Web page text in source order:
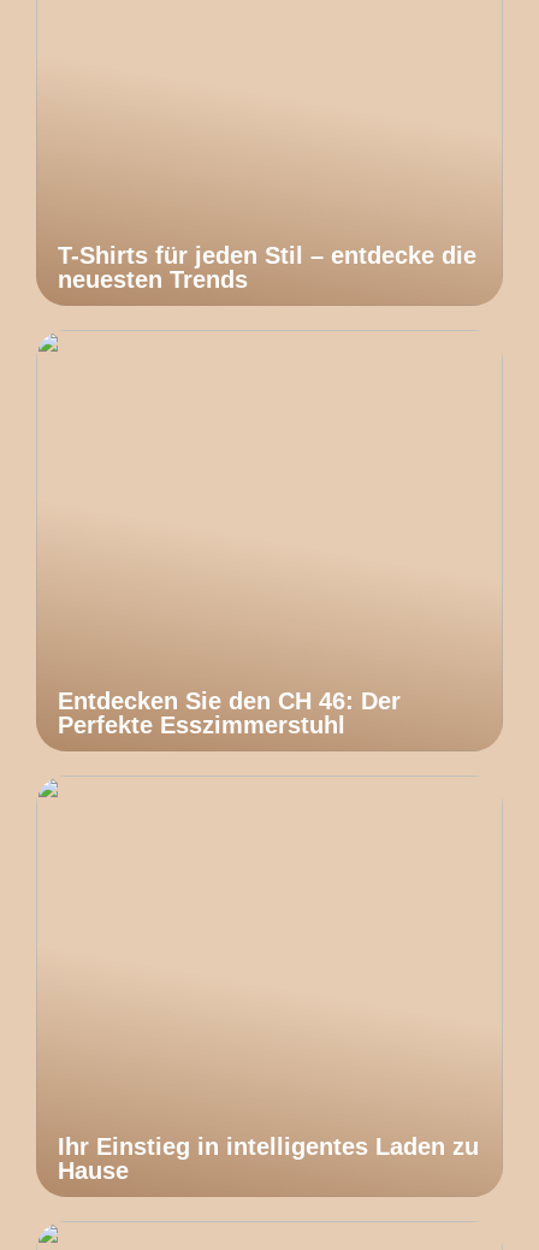
T-Shirts für jeden Stil – entdecke die
neuesten Trends
Entdecken Sie den CH 46: Der
Perfekte Esszimmerstuhl
Ihr Einstieg in intelligentes Laden zu
Hause